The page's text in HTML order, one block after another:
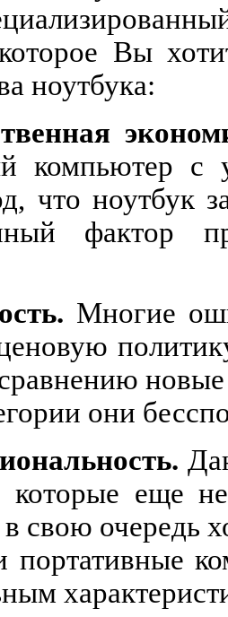
Вы
ноутбука:
компьютер с
что ноутбук
фактор
Многие
они
которые еще
свою очередь
портативные